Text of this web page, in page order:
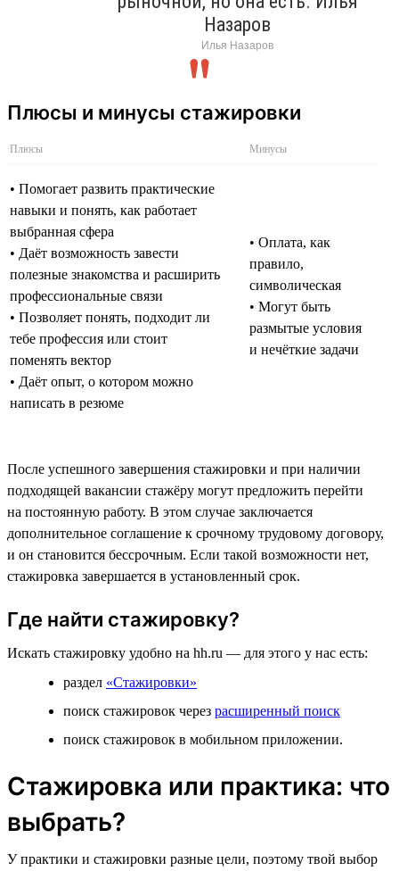
Назаров
Илья Назаров
Плюсы и минусы стажировки
Плюсы Минусы
• Помогает развить практические
навыки и понять, как работает
выбранная сфера
• Даёт возможность завести
полезные знакомства и расширить
профессиональные связи
• Позволяет понять, подходит ли
тебе профессия или стоит
поменять вектор
• Даёт опыт, о котором можно
написать в резюме
• Оплата, как
правило,
символическая
• Могут быть
размытые условия
и нечёткие задачи
После успешного завершения стажировки и при наличии
подходящей вакансии стажёру могут предложить перейти
на постоянную работу. В этом случае заключается
дополнительное соглашение к срочному трудовому договору,
и он становится бессрочным. Если такой возможности нет,
стажировка завершается в установленный срок.
Где найти стажировку?
Искать стажировку удобно на hh.ru — для этого у нас есть:
раздел «Стажировки»
поиск стажировок через расширенный поиск
поиск стажировок в мобильном приложении.
Стажировка или практика: что
выбрать?
У практики и стажировки разные цели, поэтому твой выбор